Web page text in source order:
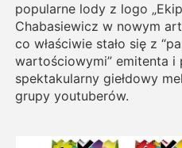
popularne lody z logo
Chabasiewicz w nowym
co właściwie stało się z
wartościowymi” emitenta i
spektakularny giełdowy
grupy youtuberów.